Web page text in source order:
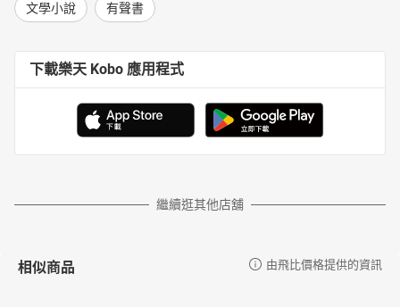
文學小說 有聲書
下載樂天 Kobo 應用程式
繼續逛其他店舖
相似商品 由飛比價格提供的資訊